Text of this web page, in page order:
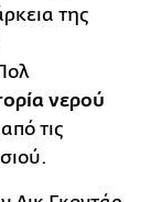
της
νερού
τις